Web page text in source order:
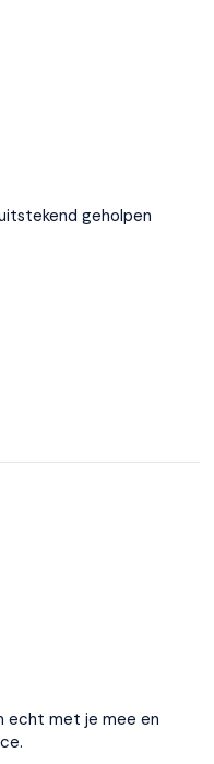
geholpen
echt met je mee en